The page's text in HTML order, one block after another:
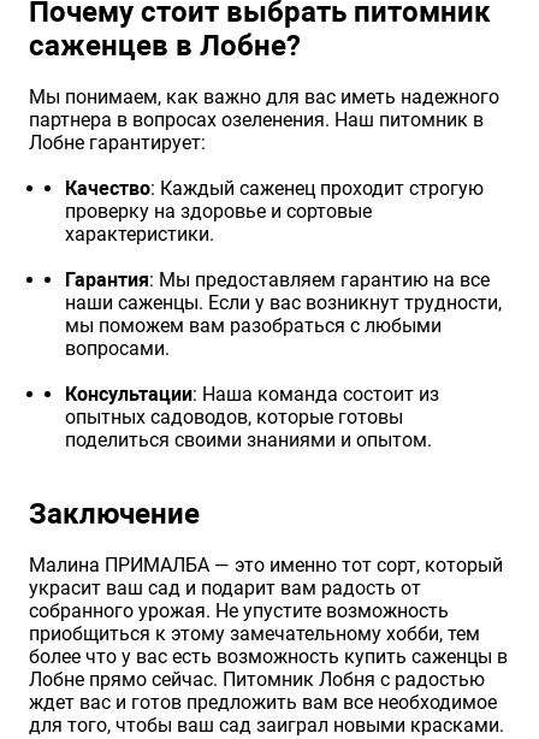
Почему стоит выбрать питомник
саженцев в Лобне?
Мы понимаем, как важно для вас иметь надежного
партнера в вопросах озеленения. Наш питомник в
Лобне гарантирует:
Качество: Каждый саженец проходит строгую
проверку на здоровье и сортовые
характеристики.
Гарантия: Мы предоставляем гарантию на все
наши саженцы. Если у вас возникнут трудности,
мы поможем вам разобраться с любыми
вопросами.
Консультации: Наша команда состоит из
опытных садоводов, которые готовы
поделиться своими знаниями и опытом.
Заключение
Малина ПРИМАЛБА — это именно тот сорт, который
украсит ваш сад и подарит вам радость от
собранного урожая. Не упустите возможность
приобщиться к этому замечательному хобби, тем
более что у вас есть возможность купить саженцы в
Лобне прямо сейчас. Питомник Лобня с радостью
ждет вас и готов предложить вам все необходимое
для того, чтобы ваш сад заиграл новыми красками.